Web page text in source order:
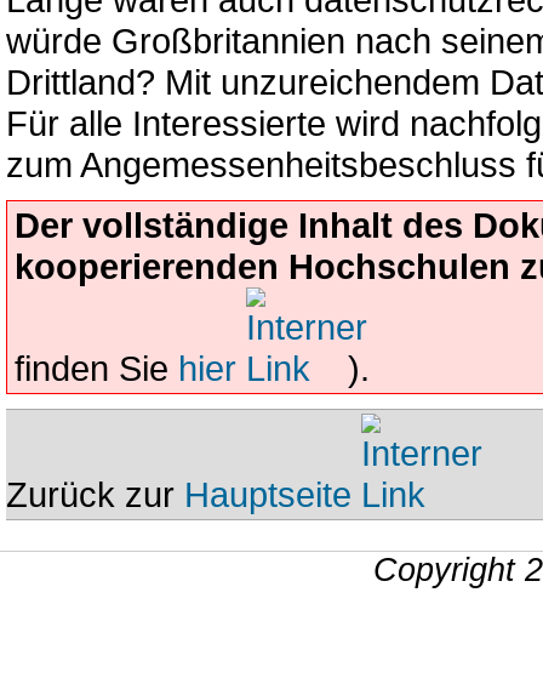
würde Großbritannien nach
Drittland? Mit unzureichendem
Für alle Interessierte wird
zum Angemessenheitsbeschluss
Der vollständige Inhalt des
kooperierenden Hochschulen
finden Sie hier ).
Zurück zur Hauptseite
Copyright